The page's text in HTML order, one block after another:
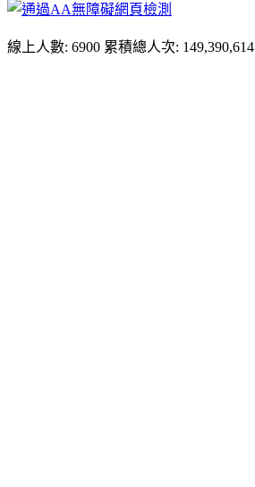
線上人數: 6900 累積總人次: 149,390,614